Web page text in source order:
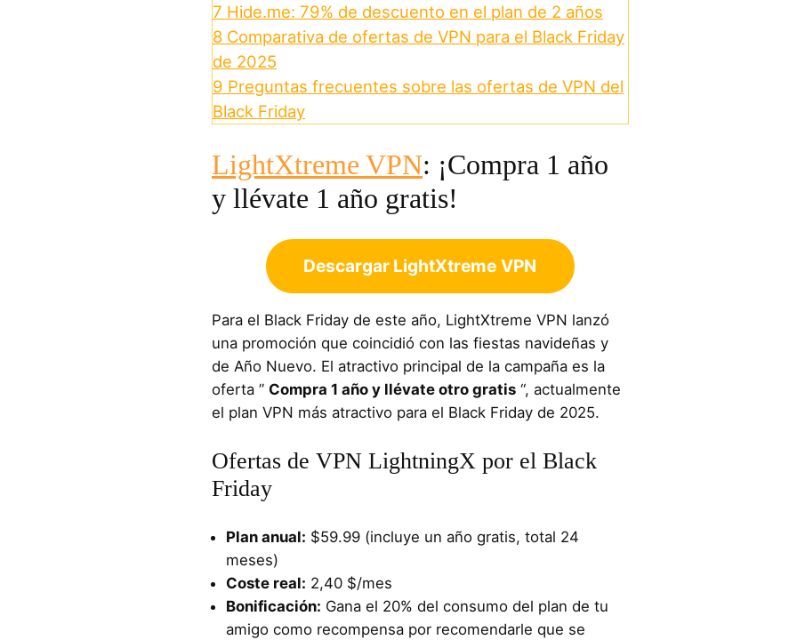
7 Hide.me: 79% de descuento en el plan de 2 años
8 Comparativa de ofertas de VPN para el Black Friday
de 2025
9 Preguntas frecuentes sobre las ofertas de VPN del
Black Friday
LightXtreme VPN: ¡Compra 1 año
y llévate 1 año gratis!
Descargar LightXtreme VPN
Para el Black Friday de este año, LightXtreme VPN lanzó
una promoción que coincidió con las fiestas navideñas y
de Año Nuevo. El atractivo principal de la campaña es la
oferta ” Compra 1 año y llévate otro gratis “, actualmente
el plan VPN más atractivo para el Black Friday de 2025.
Ofertas de VPN LightningX por el Black
Friday
Plan anual: $59.99 (incluye un año gratis, total 24
meses)
Coste real: 2,40 $/mes
Bonificación: Gana el 20% del consumo del plan de tu
amigo como recompensa por recomendarle que se